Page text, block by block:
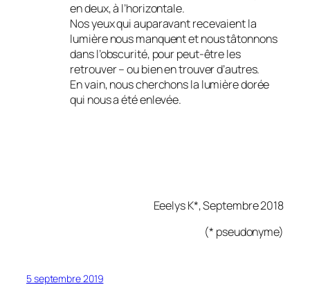
en deux, à l’horizontale.
Nos yeux qui auparavant recevaient la
lumière nous manquent et nous tâtonnons
dans l’obscurité, pour peut-être les
retrouver – ou bien en trouver d’autres.
En vain, nous cherchons la lumière dorée
qui nous a été enlevée.
Eeelys K*, Septembre 2018
(* pseudonyme)
5 septembre 2019